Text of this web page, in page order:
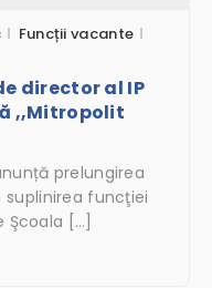
Funcții vacante
director al IP
,,Mitropolit
prelungirea
funcţiei
Şcoala […]